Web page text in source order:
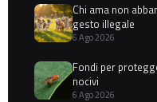
Chi ama non
gesto illegale
6 Ago 2026
Fondi per
nocivi
6 Ago 2026